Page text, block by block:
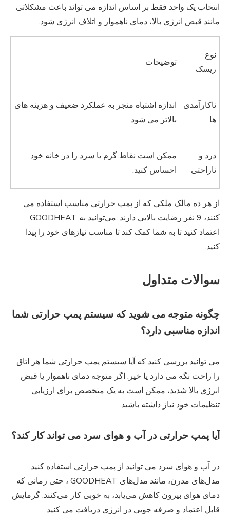
انتخاب یک واحد فقط بر اساس اندازه می تواند باعث مشکلاتی
مانند قبض انرژی بالا، دمای ناهموار و اتلاف انرژی شود.
نوع
ریسک
توضیحات
ناکارآمدی
ها
اندازه اشتباه منجر به عملکرد ضعیف و هزینه های
بالاتر می شود.
درد و
ناراحتی
ممکن است نقاط گرم یا سرد را در خانه خود
احساس کنید.
از هر ده مالک ملکی که از پمپ حرارتی مناسب استفاده می
کنند، 9 نفر رضایت بالایی دارند. می‌توانید به GOODHEAT
اعتماد کنید تا به شما کمک کند تا مناسب نیازهای خود را پیدا
کنید.
سوالات متداول
چگونه متوجه می شوید که سیستم پمپ حرارتی شما
اندازه مناسبی دارد؟
می توانید بررسی کنید که آیا سیستم پمپ حرارتی شما هر اتاق
را راحت نگه می دارد یا خیر. اگر متوجه دمای ناهموار یا قبض
انرژی بالا شدید، ممکن است به یک متخصص برای ارزیابی
تنظیمات خود نیاز داشته باشید.
آیا پمپ حرارتی در آب و هوای سرد می تواند کار کند؟
در آب و هوای سرد می توانید از پمپ حرارتی استفاده کنید.
مدل‌های مدرن، مانند مدل‌های GOODHEAT ، حتی زمانی که
دمای هوای بیرون کاهش می‌یابد، به خوبی کار می‌کنند. گرمایش
قابل اعتماد و صرفه جویی در انرژی دریافت می کنید.